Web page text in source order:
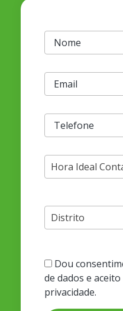
Dou
de dados e
privacidade.